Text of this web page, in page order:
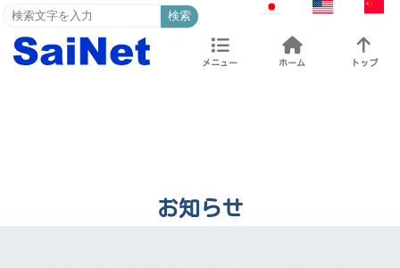
検索
メニュー ホーム トップ
お知らせ